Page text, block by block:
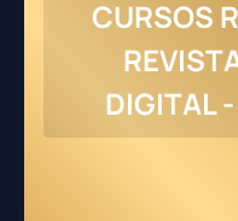
CURSOS
DIGITAL